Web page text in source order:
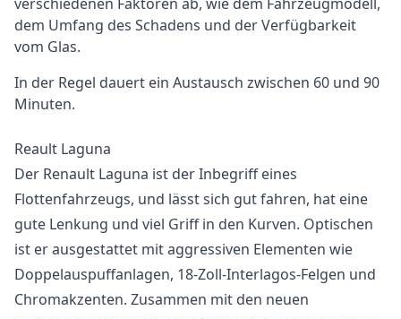
dem Umfang des Schadens und der Verfügbarkeit
vom Glas.
In der Regel dauert ein Austausch zwischen 60 und 90
Minuten.
Reault Laguna
Der Renault Laguna ist der Inbegriff eines
Flottenfahrzeugs, und lässt sich gut fahren, hat eine
gute Lenkung und viel Griff in den Kurven. Optischen
ist er ausgestattet mit aggressiven Elementen wie
Doppelauspuffanlagen, 18-Zoll-Interlagos-Felgen und
Chromakzenten. Zusammen mit den neuen